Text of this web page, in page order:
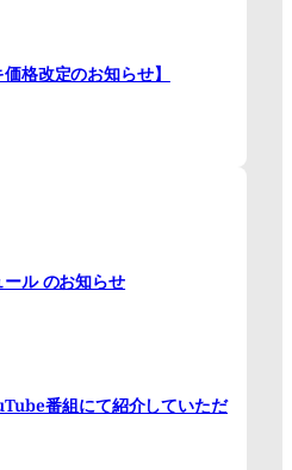
格改定のお知らせ】
ル のお知らせ
番組にて紹介していただ